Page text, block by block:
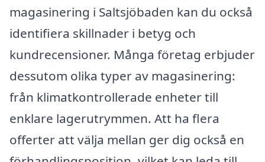
magasinering i Saltsjöbaden kan du också
identifiera skillnader i betyg och
kundrecensioner. Många företag erbjuder
dessutom olika typer av magasinering:
från klimatkontrollerade enheter till
enklare lagerutrymmen. Att ha flera
offerter att välja mellan ger dig också en